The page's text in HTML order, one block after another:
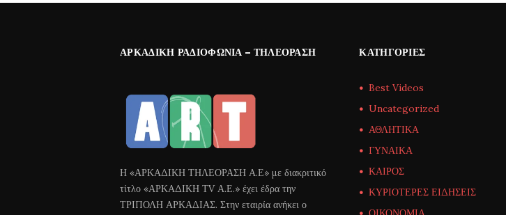
ΑΡΚΑΔΙΚΉ ΡΑΔΙΟΦΩΝΊΑ – ΤΗΛΕΌΡΑΣΗ
Η «ΑΡΚΑΔΙΚΗ ΤΗΛΕΟΡΑΣΗ Α.Ε» με διακριτικό
τίτλο «ΑΡΚΑΔΙΚΗ ΤV Α.Ε.» έχει έδρα την
ΤΡΙΠΟΛΗ ΑΡΚΑΔΙΑΣ. Στην εταιρία ανήκει ο
ΚΑΤΗΓΟΡΊΕΣ
Best Videos
Uncategorized
ΑΘΛΗΤΙΚΑ
ΓΥΝΑΙΚΑ
ΚΑΙΡΟΣ
ΚΥΡΙΟΤΕΡΕΣ ΕΙΔΗΣΕΙΣ